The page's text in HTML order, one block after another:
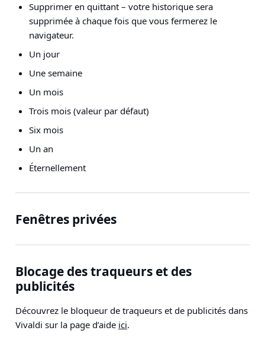
Supprimer en quittant – votre historique sera
supprimée à chaque fois que vous fermerez le
navigateur.
Un jour
Une semaine
Un mois
Trois mois (valeur par défaut)
Six mois
Un an
Éternellement
Fenêtres privées
Blocage des traqueurs et des
publicités
Découvrez le bloqueur de traqueurs et de publicités dans
Vivaldi sur la page d’aide ici.